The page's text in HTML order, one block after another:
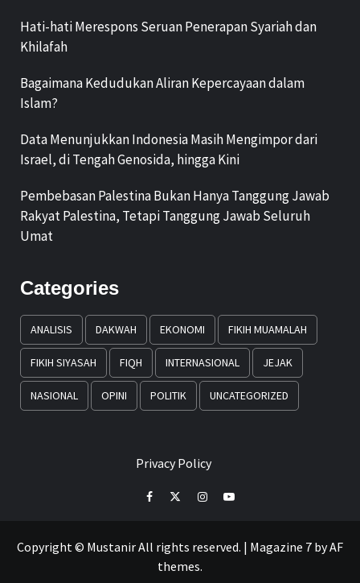
Hati-hati Merespons Seruan Penerapan Syariah dan
Khilafah
Bagaimana Kedudukan Aliran Kepercayaan dalam
Islam?
Data Menunjukkan Indonesia Masih Mengimpor dari
Israel, di Tengah Genosida, hingga Kini
Pembebasan Palestina Bukan Hanya Tanggung Jawab
Rakyat Palestina, Tetapi Tanggung Jawab Seluruh
Umat
Categories
ANALISIS DAKWAH EKONOMI FIKIH MUAMALAH
FIKIH SIYASAH FIQH INTERNASIONAL JEJAK
NASIONAL OPINI POLITIK UNCATEGORIZED
Privacy Policy
FacebookTwitterInstagramYoutube
Copyright © Mustanir All rights reserved. | Magazine 7 by AF
themes.